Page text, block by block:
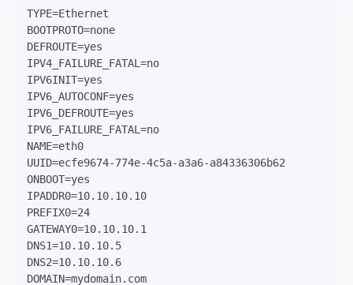
TYPE=Ethernet
BOOTPROTO=none
DEFROUTE=yes
IPV4_FAILURE_FATAL=no
IPV6INIT=yes
IPV6_AUTOCONF=yes
IPV6_DEFROUTE=yes
IPV6_FAILURE_FATAL=no
NAME=eth0
UUID=ecfe9674-774e-4c5a-a3a6-a84336306b62
ONBOOT=yes
IPADDR0=10.10.10.10
PREFIX0=24
GATEWAY0=10.10.10.1
DNS1=10.10.10.5
DNS2=10.10.10.6
DOMAIN=mydomain.com